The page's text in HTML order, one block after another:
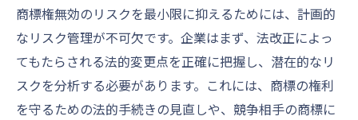
商標権無効のリスクを最小限に抑えるためには、計画的
なリスク管理が不可欠です。企業はまず、法改正によっ
てもたらされる法的変更点を正確に把握し、潜在的なリ
スクを分析する必要があります。これには、商標の権利
を守るための法的手続きの見直しや、競争相手の商標に